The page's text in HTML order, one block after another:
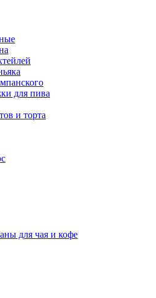
для пива
и торта
для чая и кофе